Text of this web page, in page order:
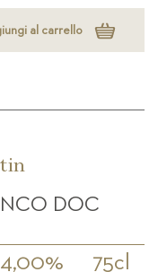
al carrello
DOC
75cl